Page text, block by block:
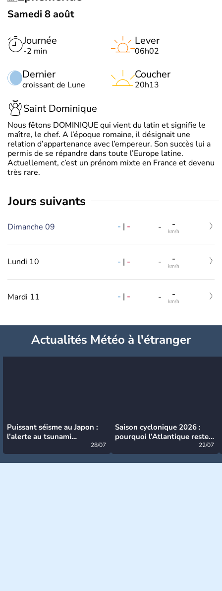
Samedi 8 août
Journée
-2 min
Dernier
croissant de Lune
Lever
06h02
Coucher
20h13
Saint Dominique
Nous fêtons DOMINIQUE qui vient du latin et signifie le
maître, le chef. A l’époque romaine, il désignait une
relation d’appartenance avec l’empereur. Son succès lui a
permis de se répandre dans toute l’Europe latine.
Actuellement, c’est un prénom mixte en France et devenu
très rare.
jours suivants
Dimanche 09 - | - - -
km/h
Lundi 10 - | - - -
km/h
Mardi 11 - | - - -
km/h
Actualités Météo à l'étranger
Puissant séisme au Japon :
l’alerte au tsunami
28/07
Saison cyclonique 2026 :
pourquoi l’Atlantique reste
22/07